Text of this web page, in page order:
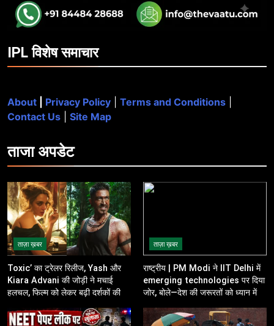
IPL विशेष समाचार
About Privacy Policy Terms and Conditions
Contact Us
Site Map
ताजाअपडेट
ताज़ा ख़बर
Toxic’ का ट्रेलर रिलीज, Yash और
Kiara Advani की जोड़ी ने मचाई
हलचल, फिल्म को लेकर बढ़ी दर्शकों की
ताज़ा ख़बर
राष्ट्रीय | PM Modi ने IIT Delhi में
emerging technologies पर दिया
जोर, बोले—देश की जरूरतों को ध्यान में